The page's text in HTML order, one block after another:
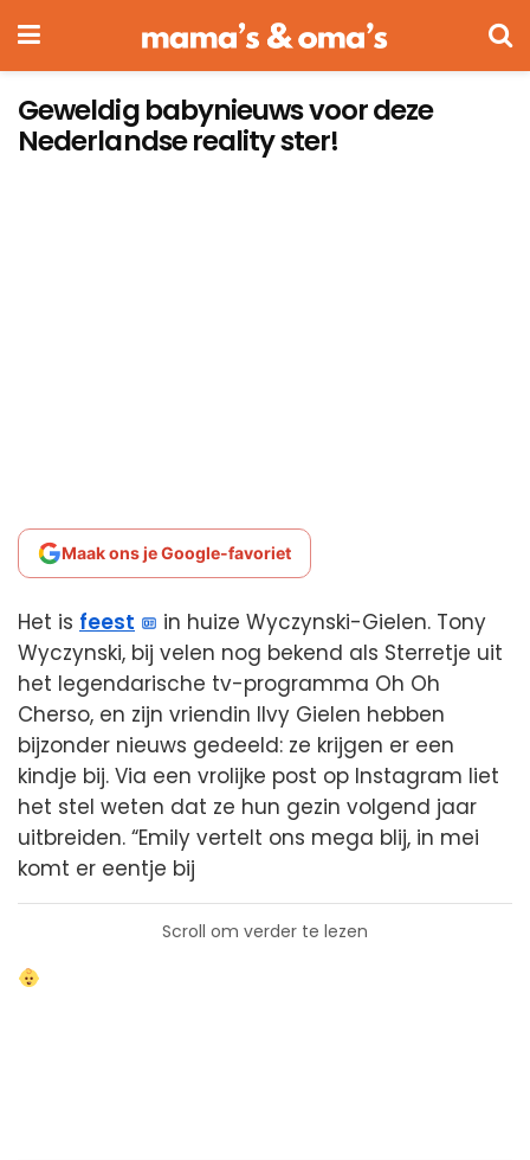
Geweldig babynieuws voor deze
Nederlandse reality ster!
Maak ons je Google-favoriet
Het is feest
in huize Wyczynski-Gielen. Tony
Wyczynski, bij velen nog bekend als Sterretje uit
het legendarische tv-programma Oh Oh
Cherso, en zijn vriendin Ilvy Gielen hebben
bijzonder nieuws gedeeld: ze krijgen er een
kindje bij. Via een vrolijke post op Instagram liet
het stel weten dat ze hun gezin volgend jaar
uitbreiden. “Emily vertelt ons mega blij, in mei
komt er eentje bij
Scroll om verder te lezen